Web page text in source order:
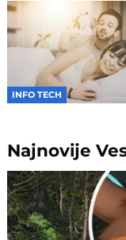
INFO TECH
Najnovije